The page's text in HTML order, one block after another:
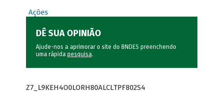
Ações
DÊ SUA OPINIÃO
Ajude-nos a aprimorar o site do BNDES preenchendo
uma rápida pesquisa.
Z7_L9KEH4O0LORH80ALCLTPF802S4